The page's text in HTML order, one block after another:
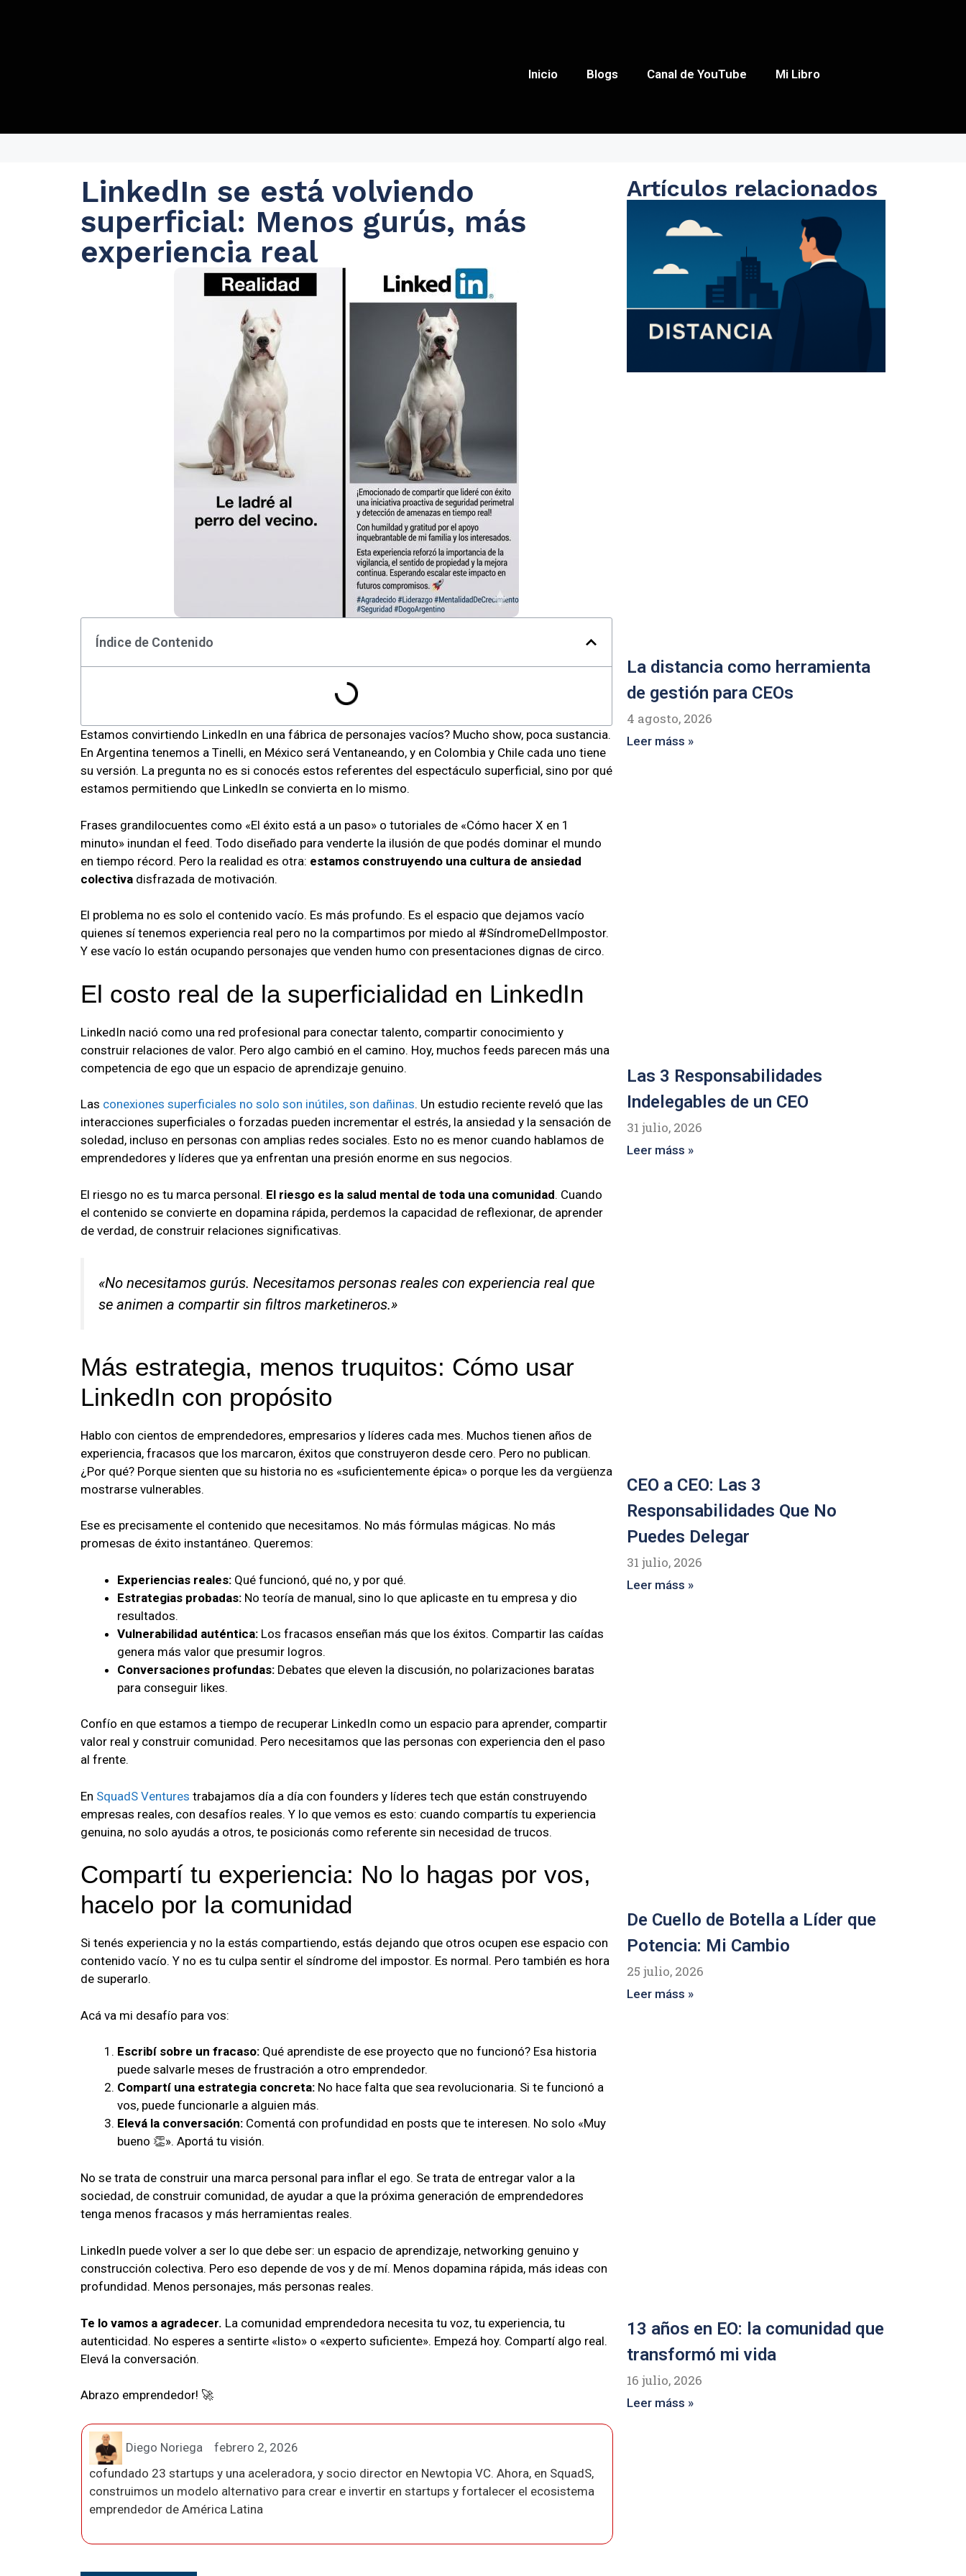
Inicio Blogs Canal de YouTube Mi Libro
LinkedIn se está volviendo
superficial: Menos gurús, más
experiencia real
Índice de Contenido
Estamos convirtiendo LinkedIn en una fábrica de personajes vacíos? Mucho show, poca sustancia.
En Argentina tenemos a Tinelli, en México será Ventaneando, y en Colombia y Chile cada uno tiene
su versión. La pregunta no es si conocés estos referentes del espectáculo superficial, sino por qué
estamos permitiendo que LinkedIn se convierta en lo mismo.
Frases grandilocuentes como «El éxito está a un paso» o tutoriales de «Cómo hacer X en 1
minuto» inundan el feed. Todo diseñado para venderte la ilusión de que podés dominar el mundo
en tiempo récord. Pero la realidad es otra: estamos construyendo una cultura de ansiedad
colectiva disfrazada de motivación.
El problema no es solo el contenido vacío. Es más profundo. Es el espacio que dejamos vacío
quienes sí tenemos experiencia real pero no la compartimos por miedo al #SíndromeDelImpostor.
Y ese vacío lo están ocupando personajes que venden humo con presentaciones dignas de circo.
El costo real de la superficialidad en LinkedIn
LinkedIn nació como una red profesional para conectar talento, compartir conocimiento y
construir relaciones de valor. Pero algo cambió en el camino. Hoy, muchos feeds parecen más una
competencia de ego que un espacio de aprendizaje genuino.
Las conexiones superficiales no solo son inútiles, son dañinas. Un estudio reciente reveló que las
interacciones superficiales o forzadas pueden incrementar el estrés, la ansiedad y la sensación de
soledad, incluso en personas con amplias redes sociales. Esto no es menor cuando hablamos de
emprendedores y líderes que ya enfrentan una presión enorme en sus negocios.
El riesgo no es tu marca personal. El riesgo es la salud mental de toda una comunidad. Cuando
el contenido se convierte en dopamina rápida, perdemos la capacidad de reflexionar, de aprender
de verdad, de construir relaciones significativas.
«No necesitamos gurús. Necesitamos personas reales con experiencia real que
se animen a compartir sin filtros marketineros.»
Más estrategia, menos truquitos: Cómo usar
LinkedIn con propósito
Hablo con cientos de emprendedores, empresarios y líderes cada mes. Muchos tienen años de
experiencia, fracasos que los marcaron, éxitos que construyeron desde cero. Pero no publican.
¿Por qué? Porque sienten que su historia no es «suficientemente épica» o porque les da vergüenza
mostrarse vulnerables.
Ese es precisamente el contenido que necesitamos. No más fórmulas mágicas. No más
promesas de éxito instantáneo. Queremos:
Experiencias reales: Qué funcionó, qué no, y por qué.
Estrategias probadas: No teoría de manual, sino lo que aplicaste en tu empresa y dio
resultados.
Vulnerabilidad auténtica: Los fracasos enseñan más que los éxitos. Compartir las caídas
genera más valor que presumir logros.
Conversaciones profundas: Debates que eleven la discusión, no polarizaciones baratas
para conseguir likes.
Confío en que estamos a tiempo de recuperar LinkedIn como un espacio para aprender, compartir
valor real y construir comunidad. Pero necesitamos que las personas con experiencia den el paso
al frente.
En SquadS Ventures trabajamos día a día con founders y líderes tech que están construyendo
empresas reales, con desafíos reales. Y lo que vemos es esto: cuando compartís tu experiencia
genuina, no solo ayudás a otros, te posicionás como referente sin necesidad de trucos.
Compartí tu experiencia: No lo hagas por vos,
hacelo por la comunidad
Si tenés experiencia y no la estás compartiendo, estás dejando que otros ocupen ese espacio con
contenido vacío. Y no es tu culpa sentir el síndrome del impostor. Es normal. Pero también es hora
de superarlo.
Acá va mi desafío para vos:
Escribí sobre un fracaso: Qué aprendiste de ese proyecto que no funcionó? Esa historia
puede salvarle meses de frustración a otro emprendedor.
Compartí una estrategia concreta: No hace falta que sea revolucionaria. Si te funcionó a
vos, puede funcionarle a alguien más.
Elevá la conversación: Comentá con profundidad en posts que te interesen. No solo «Muy
bueno 👏». Aportá tu visión.
No se trata de construir una marca personal para inflar el ego. Se trata de entregar valor a la
sociedad, de construir comunidad, de ayudar a que la próxima generación de emprendedores
tenga menos fracasos y más herramientas reales.
LinkedIn puede volver a ser lo que debe ser: un espacio de aprendizaje, networking genuino y
construcción colectiva. Pero eso depende de vos y de mí. Menos dopamina rápida, más ideas con
profundidad. Menos personajes, más personas reales.
Te lo vamos a agradecer. La comunidad emprendedora necesita tu voz, tu experiencia, tu
autenticidad. No esperes a sentirte «listo» o «experto suficiente». Empezá hoy. Compartí algo real.
Elevá la conversación.
Abrazo emprendedor! 🚀
Diego Noriega
febrero 2, 2026
cofundado 23 startups y una aceleradora, y socio director en Newtopia VC. Ahora, en SquadS,
construimos un modelo alternativo para crear e invertir en startups y fortalecer el ecosistema
emprendedor de América Latina
Artículos relacionados
La distancia como herramienta
de gestión para CEOs
4 agosto, 2026
Leer máss »
Las 3 Responsabilidades
Indelegables de un CEO
31 julio, 2026
Leer máss »
CEO a CEO: Las 3
Responsabilidades Que No
Puedes Delegar
31 julio, 2026
Leer máss »
De Cuello de Botella a Líder que
Potencia: Mi Cambio
25 julio, 2026
Leer máss »
13 años en EO: la comunidad que
transformó mi vida
16 julio, 2026
Leer máss »